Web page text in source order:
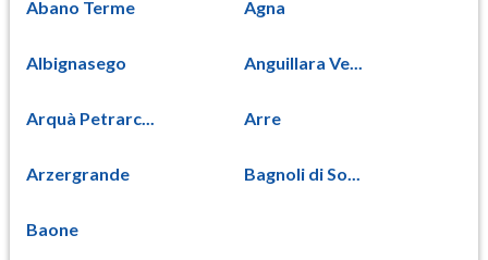
Abano Terme Agna
Albignasego Anguillara Ve...
Arquà Petrarc... Arre
Arzergrande Bagnoli di So...
Baone